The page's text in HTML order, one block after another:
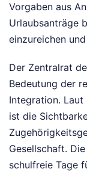
Vorgaben aus
Urlaubsanträge
einzureichen
Der Zentralrat
Bedeutung der
Integration.
ist die
Gesellschaft.
schulfreie Tage